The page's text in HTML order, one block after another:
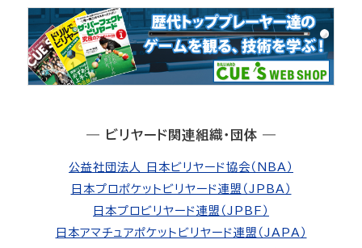
― ビリヤード関連組織・団体 ―
公益社団法人 日本ビリヤード協会（NBA）
日本プロポケットビリヤード連盟（JPBA）
日本プロビリヤード連盟（JPBF）
日本アマチュアポケットビリヤード連盟（JAPA）